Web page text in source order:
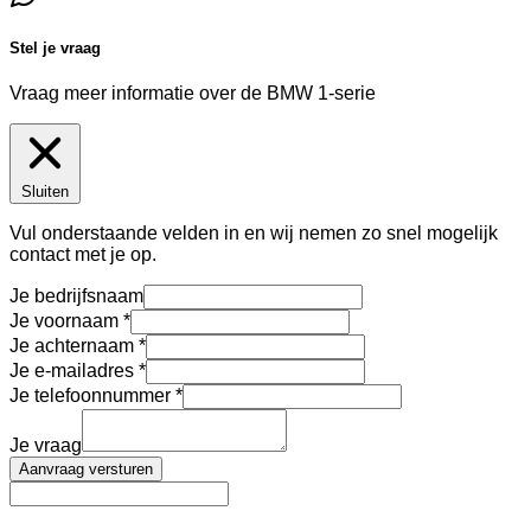
Stel je vraag
Vraag meer informatie over de BMW 1-serie
Sluiten
Vul onderstaande velden in en wij nemen zo snel mogelijk
contact met je op.
Je bedrijfsnaam
Je voornaam
Je achternaam
Je e-mailadres
Je telefoonnummer
Je vraag
Aanvraag versturen